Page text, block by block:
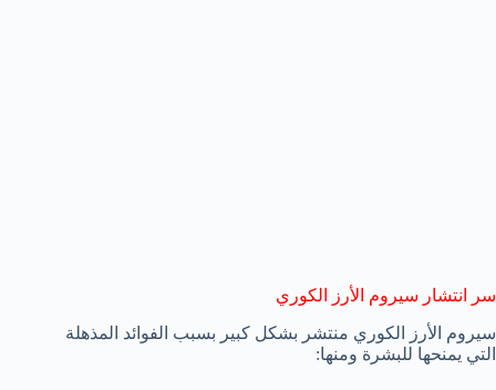
سر انتشار سيروم الأرز الكوري
سيروم الأرز الكوري منتشر بشكل كبير بسبب الفوائد المذهلة
التي يمنحها للبشرة ومنها: